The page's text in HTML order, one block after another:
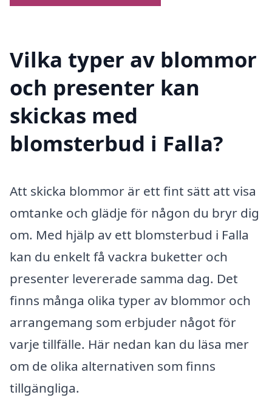
Vilka typer av blommor
och presenter kan
skickas med
blomsterbud i Falla?
Att skicka blommor är ett fint sätt att visa
omtanke och glädje för någon du bryr dig
om. Med hjälp av ett blomsterbud i Falla
kan du enkelt få vackra buketter och
presenter levererade samma dag. Det
finns många olika typer av blommor och
arrangemang som erbjuder något för
varje tillfälle. Här nedan kan du läsa mer
om de olika alternativen som finns
tillgängliga.